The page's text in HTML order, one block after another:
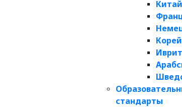
Иврит
стандарты